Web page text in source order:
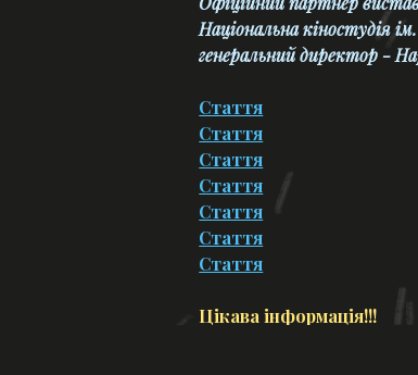
Національна кіностудія
генеральний директор -
Стаття
Стаття
Стаття
Стаття
Стаття
Стаття
Стаття
Цікава інформація!!!